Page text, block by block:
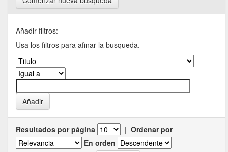
Añadir filtros:
Usa los filtros para afinar la busqueda.
Resultados por página | Ordenar por
En orden